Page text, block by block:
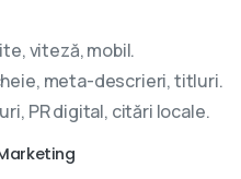
viteză, mobil.
meta-descrieri, titluri.
PR digital, citări locale.